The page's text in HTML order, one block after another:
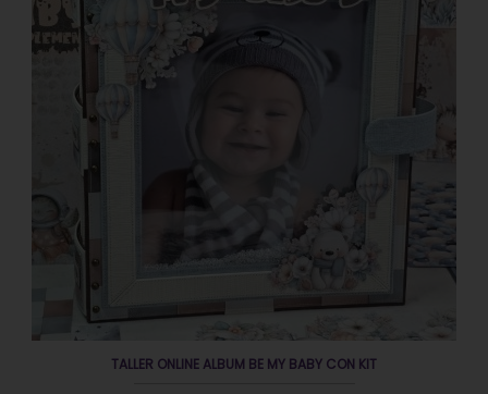
TALLER ONLINE ALBUM BE MY BABY CON KIT